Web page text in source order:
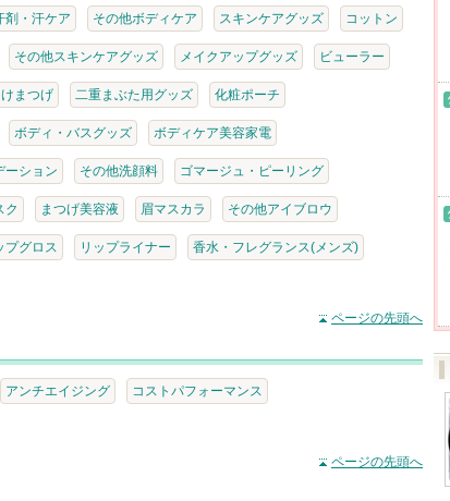
剤・汗ケア その他ボディケア スキンケアグッズ コットン
その他スキンケアグッズ メイクアップグッズ ビューラー
まつげ 二重まぶた用グッズ 化粧ポーチ
ボディ・バスグッズ ボディケア美容家電
ーション その他洗顔料 ゴマージュ・ピーリング
ク まつげ美容液 眉マスカラ その他アイブロウ
プグロス リップライナー 香水・フレグランス(メンズ)
ページの先頭へ
アンチエイジング コストパフォーマンス
ページの先頭へ